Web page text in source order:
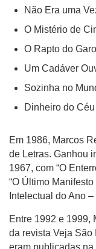
Não Era uma
O Mistério de
O Rapto do
Um Cadáver
Sozinha no
Dinheiro do
Em 1986, Marcos
de Letras. Ganhou
1967, com “O
“O Último
Intelectual do Ano
Entre 1992 e 1999,
da revista Veja
eram publicadas na